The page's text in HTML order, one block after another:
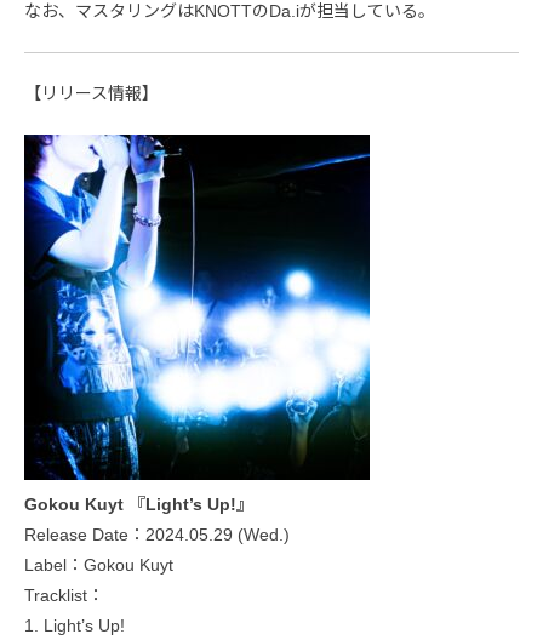
なお、マスタリングはKNOTTのDa.iが担当している。
【リリース情報】
Gokou Kuyt 『Light’s Up!』
Release Date：2024.05.29 (Wed.)
Label：Gokou Kuyt
Tracklist：
1. Light’s Up!